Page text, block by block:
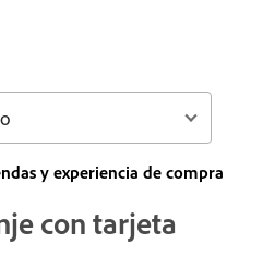
y experiencia de compra
con tarjeta